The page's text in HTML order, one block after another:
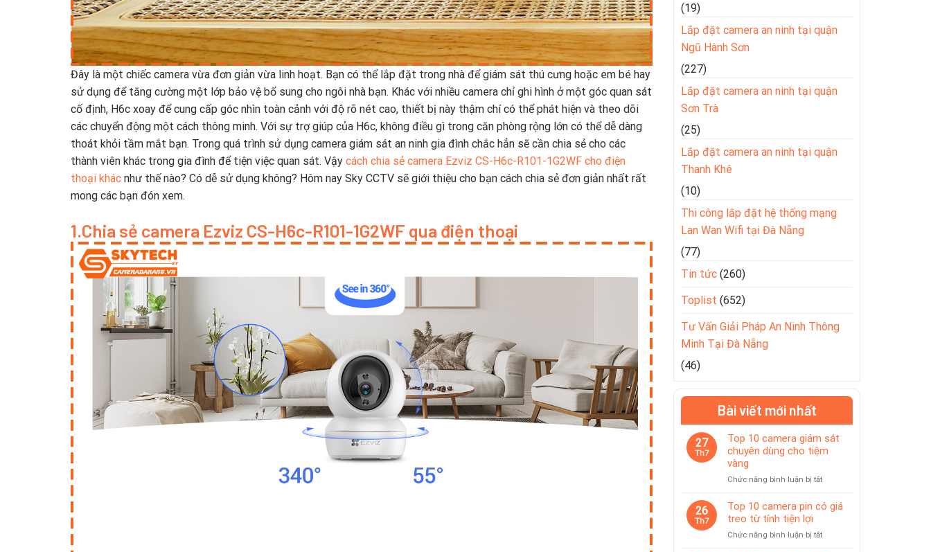
Đây là một chiếc camera vừa đơn giản vừa linh hoạt. Bạn có thể lắp đặt trong nhà để giám sát thú cưng hoặc em bé hay
sử dụng để tăng cường một lớp bảo vệ bổ sung cho ngôi nhà bạn. Khác với nhiều camera chỉ ghi hình ở một góc quan sát
cố định, H6c xoay để cung cấp góc nhìn toàn cảnh với độ rõ nét cao, thiết bị này thậm chí có thể phát hiện và theo dõi
các chuyển động một cách thông minh. Với sự trợ giúp của H6c, không điều gì trong căn phòng rộng lớn có thể dễ dàng
thoát khỏi tầm mắt bạn. Trong quá trình sử dụng camera giám sát an ninh gia đình chắc hẳn sẽ cần chia sẻ cho các
thành viên khác trong gia đình để tiện việc quan sát. Vậy cách chia sẻ camera Ezviz CS-H6c-R101-1G2WF cho điện
thoại khác như thế nào? Có dễ sử dụng không? Hôm nay Sky CCTV sẽ giới thiệu cho bạn cách chia sẻ đơn giản nhất rất
mong các bạn đón xem.
1.Chia sẻ camera Ezviz CS-H6c-R101-1G2WF qua điện thoại
(19)
Lắp đặt camera an ninh tại quận
Ngũ Hành Sơn
(227)
Lắp đặt camera an ninh tại quận
Sơn Trà
(25)
Lắp đặt camera an ninh tại quận
Thanh Khê
(10)
Thi công lắp đặt hệ thống mạng
Lan Wan Wifi tại Đà Nẵng
(77)
Tin tức (260)
Toplist (652)
Tư Vấn Giải Pháp An Ninh Thông
Minh Tại Đà Nẵng
(46)
Bài viết mới nhất
27
Th7
Top 10 camera giám sát
chuyên dùng cho tiệm
vàng
Chức năng bình luận bị tắtở
10
camera
sát
26
Th7
Top 10 camera pin có giá
treo từ tính tiện lợi
Chức năng bình luận bị tắtở